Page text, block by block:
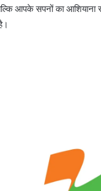
आपके सपनों का